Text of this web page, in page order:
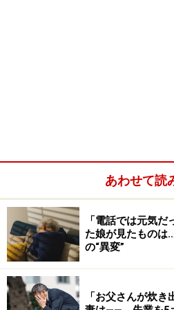
あわせて読
「電話では元気
た娘が見たもの
の“異変”
「お父さんが炊